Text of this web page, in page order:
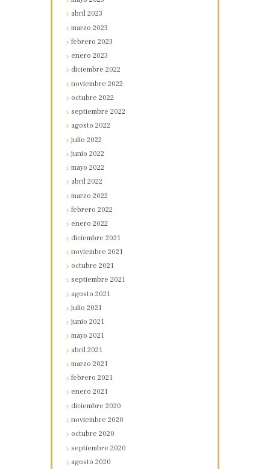
abril2023
marzo2023
febrero2023
enero2023
diciembre2022
noviembre2022
octubre2022
septiembre2022
agosto2022
julio2022
junio2022
mayo2022
abril2022
marzo2022
febrero2022
enero2022
diciembre2021
noviembre2021
octubre2021
septiembre2021
agosto2021
julio2021
junio2021
mayo2021
abril2021
marzo2021
febrero2021
enero2021
diciembre2020
noviembre2020
octubre2020
septiembre2020
agosto2020